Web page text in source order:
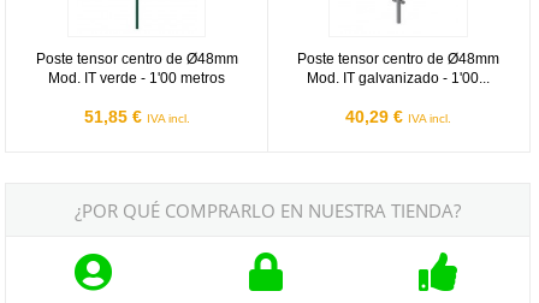
Poste tensor centro de Ø48mm
Mod. IT verde - 1'00 metros
51,85 € IVA incl.
Poste tensor centro de Ø48mm
Mod. IT galvanizado - 1'00...
40,29 € IVA incl.
¿POR QUÉ COMPRARLO EN NUESTRA TIENDA?